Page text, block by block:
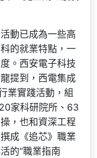
動已成為一些高
的就業特點，一
。西安電子科技
提到，西電集成
業實踐活動，組
家科研院所、63
，也和資深工程
成《追芯》職業
的“職業指南